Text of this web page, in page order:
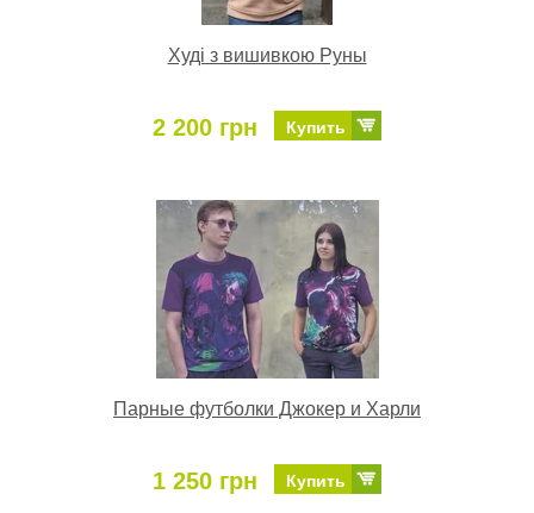
Худі з вишивкою Руны
2 200 грн Купить
Парные футболки Джокер и Харли
1 250 грн Купить